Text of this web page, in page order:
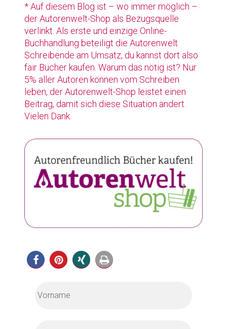
* Auf diesem Blog ist – wo immer möglich –
der Autorenwelt-Shop als Bezugsquelle
verlinkt. Als erste und einzige Online-
Buchhandlung beteiligt die Autorenwelt
Schreibende am Umsatz, du kannst dort also
fair Bücher kaufen. Warum das nötig ist? Nur
5% aller Autoren können vom Schreiben
leben, der Autorenwelt-Shop leistet einen
Beitrag, damit sich diese Situation ändert.
Vielen Dank.